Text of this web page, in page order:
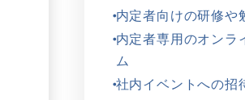
内定者向けの研修や
内定者専用のオンラ
ム
社内イベントへの招